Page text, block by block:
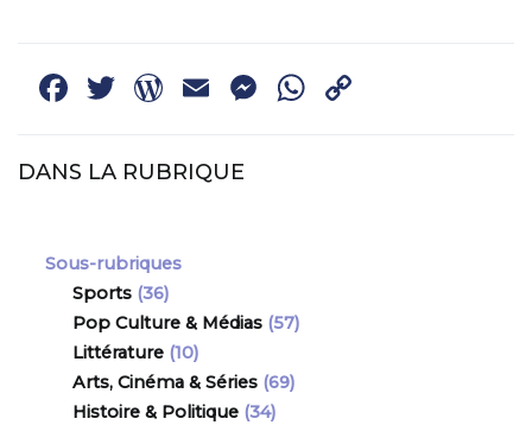
Facebook
Twitter
WordPress
EmailMessenger
WhatsApp
DANS LA RUBRIQUE
Sous-rubriques
Sports (36)
Pop Culture & Médias (57)
Littérature (10)
Arts, Cinéma & Séries (69)
Histoire & Politique (34)